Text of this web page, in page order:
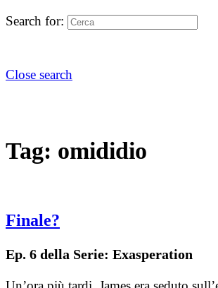
Search for:
Close search
Tag: omididio
Finale?
Ep. 6 della Serie: Exasperation